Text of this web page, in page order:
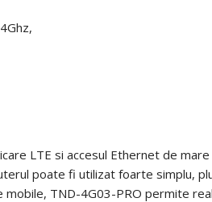
LTE si accesul Ethernet de
poate fi utilizat foarte simplu,
TND-4G03-PRO permite